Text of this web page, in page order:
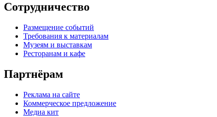
Сотрудничество
Размещение событий
Требования к материалам
Музеям и выставкам
Ресторанам и кафе
Партнёрам
Реклама на сайте
Коммерческое предложение
Медиа кит